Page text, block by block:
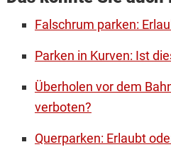
Falschrum parken:
Parken in Kurven: Ist
Überholen vor dem
verboten?
Querparken: Erlaubt